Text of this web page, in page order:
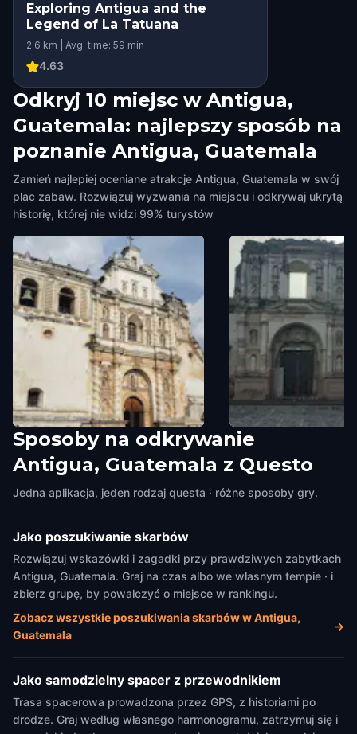
Exploring Antigua and the
Legend of La Tatuana
2.6 km | Avg. time: 59 min
4.63
Odkryj 10 miejsc w Antigua,
Guatemala: najlepszy sposób na
poznanie Antigua, Guatemala
Zamień najlepiej oceniane atrakcje Antigua, Guatemala w swój
plac zabaw. Rozwiązuj wyzwania na miejscu i odkrywaj ukrytą
historię, której nie widzi 99% turystów
San Francisco el Grande &
Iglesia del Hermano Pedro de
Antigua
Antigua, Guatemala,Guatemala
Cooperación
Antigua, Guatemala
Sposoby na odkrywanie
Antigua, Guatemala z Questo
Jedna aplikacja, jeden rodzaj questa · różne sposoby gry.
Jako poszukiwanie skarbów
Rozwiązuj wskazówki i zagadki przy prawdziwych zabytkach
Antigua, Guatemala. Graj na czas albo we własnym tempie · i
zbierz grupę, by powalczyć o miejsce w rankingu.
Zobacz wszystkie poszukiwania skarbów w Antigua,
Guatemala
→
Jako samodzielny spacer z przewodnikiem
Trasa spacerowa prowadzona przez GPS, z historiami po
drodze. Graj według własnego harmonogramu, zatrzymuj się i